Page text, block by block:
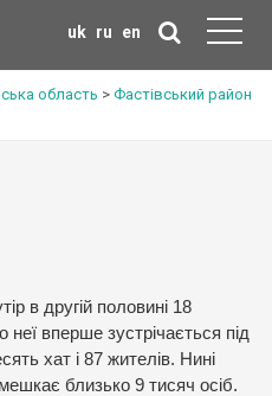
uk ru en
область > Фастівський район
в другій половині 18
неї вперше зустрічається під
хат і 87 жителів. Нині
близько 9 тисяч осіб.